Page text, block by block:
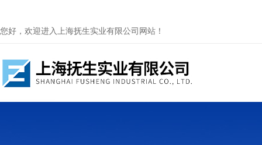
您好，欢迎进入上海抚生实业有限公司网站！